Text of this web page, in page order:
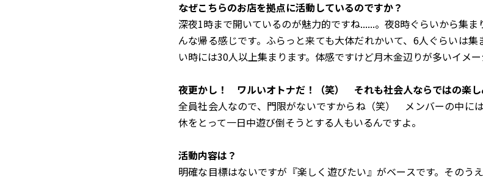
――なぜこちらのお店を拠点に活動しているのですか？
深夜1時まで開いているのが魅力的ですね......。夜8時ぐらいから集
んな帰る感じです。ふらっと来ても大体だれかいて、6人ぐらいは集
い時には30人以上集まります。体感ですけど月木金辺りが多いイメー
――夜更かし！ ワルいオトナだ！（笑） それも社会人ならではの楽し
全員社会人なので、門限がないですからね（笑） メンバーの中に
休をとって一日中遊び倒そうとする人もいるんですよ。
――活動内容は？
明確な目標はないですが『楽しく遊びたい』がベースです。そのう